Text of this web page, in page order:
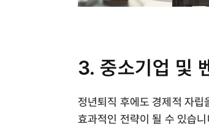
3. 중소기업 및
정년퇴직 후에도 경제적 자
효과적인 전략이 될 수 있습